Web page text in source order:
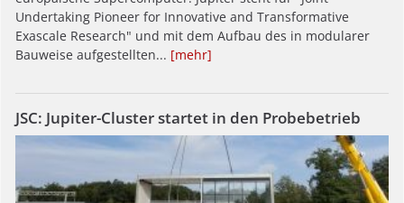
Undertaking Pioneer for Innovative and Transformative
Exascale Research" und mit dem Aufbau des in modularer
Bauweise aufgestellten... [mehr]
JSC: Jupiter-Cluster startet in den Probebetrieb